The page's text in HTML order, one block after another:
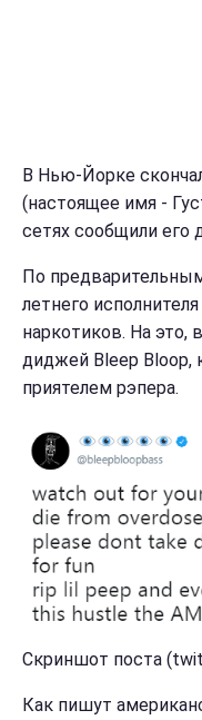
В Нью-Йорке
(настоящее имя -
сетях сообщили его
По
летнего
наркотиков. На это,
диджей Bleep Bloop,
приятелем рэпера.
Скриншот поста
Как пишут